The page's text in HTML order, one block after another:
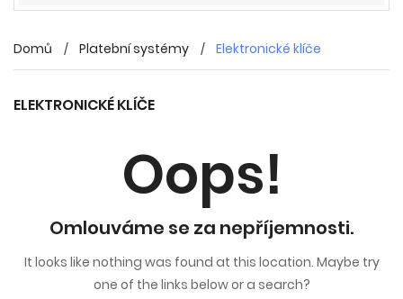
Domů Platební systémy Elektronické klíče
ELEKTRONICKÉ KLÍČE
Oops!
Omlouváme se za nepříjemnosti.
It looks like nothing was found at this location. Maybe try
one of the links below or a search?